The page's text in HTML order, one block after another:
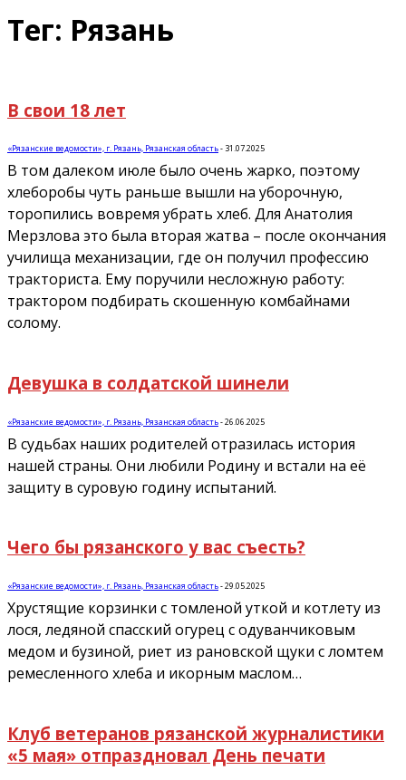
Тег: Рязань
В свои 18 лет
«Рязанские ведомости», г. Рязань, Рязанская область- 31.07.2025
В том далеком июле было очень жарко, поэтому
хлеборобы чуть раньше вышли на уборочную,
торопились вовремя убрать хлеб. Для Анатолия
Мерзлова это была вторая жатва – после окончания
училища механизации, где он получил профессию
тракториста. Ему поручили несложную работу:
трактором подбирать скошенную комбайнами
солому.
Девушка в солдатской шинели
«Рязанские ведомости», г. Рязань, Рязанская область-26.06.2025
В судьбах наших родителей отразилась история
нашей страны. Они любили Родину и встали на её
защиту в суровую годину испытаний.
Чего бы рязанского у вас съесть?
«Рязанские ведомости», г. Рязань, Рязанская область-29.05.2025
Хрустящие корзинки с томленой уткой и котлету из
лося, ледяной спасский огурец с одуванчиковым
медом и бузиной, риет из рановской щуки с ломтем
ремесленного хлеба и икорным маслом…
Клуб ветеранов рязанской журналистики
«5 мая» отпраздновал День печати